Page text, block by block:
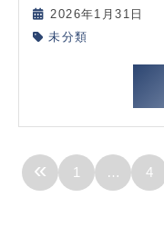
2026年1月31日
未分類
« 1 … 4